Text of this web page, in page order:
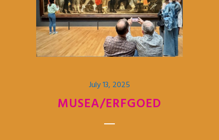
July 13, 2025
MUSEA/ERFGOED